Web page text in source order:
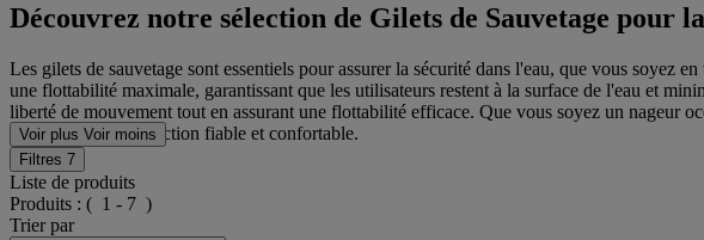
Découvrez notre sélection de Gilets de Sauvetage pour
Les gilets de sauvetage sont essentiels pour assurer la sécurité dans l'eau, que vous soyez
une flottabilité maximale, garantissant que les utilisateurs restent à la surface de l'eau et
liberté de mouvement tout en assurant une flottabilité efficace. Que vous soyez un nageur
pour offrir une protection fiable et confortable.
Voir plus Voir moins
Filtres 7
Liste de produits
Produits : ( 1 - 7 )
Trier par